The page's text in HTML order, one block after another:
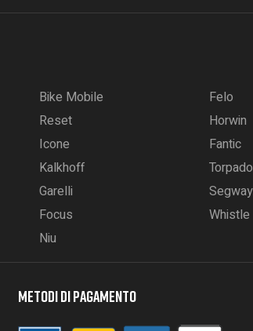
Bike Mobile
Reset
Icone
Kalkhoff
Garelli
Focus
Niu
Felo
Horwin
Fantic
Torpado
Segway
Whistle
METODI DI PAGAMENTO